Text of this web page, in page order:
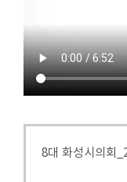
8대 화성시의회